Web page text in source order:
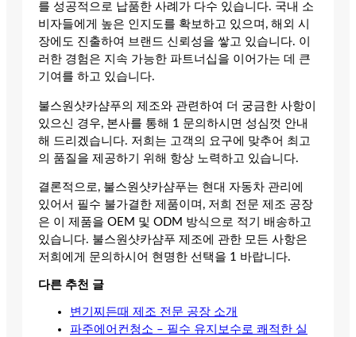
를 성공적으로 납품한 사례가 다수 있습니다. 국내 소
비자들에게 높은 인지도를 확보하고 있으며, 해외 시
장에도 진출하여 브랜드 신뢰성을 쌓고 있습니다. 이
러한 경험은 지속 가능한 파트너십을 이어가는 데 큰
기여를 하고 있습니다.
불스원샷카샴푸의 제조와 관련하여 더 궁금한 사항이
있으신 경우, 본사를 통해 1 문의하시면 성심껏 안내
해 드리겠습니다. 저희는 고객의 요구에 맞추어 최고
의 품질을 제공하기 위해 항상 노력하고 있습니다.
결론적으로, 불스원샷카샴푸는 현대 자동차 관리에
있어서 필수 불가결한 제품이며, 저희 전문 제조 공장
은 이 제품을 OEM 및 ODM 방식으로 적기 배송하고
있습니다. 불스원샷카샴푸 제조에 관한 모든 사항은
저희에게 문의하시어 현명한 선택을 1 바랍니다.
다른 추천 글
변기찌든때 제조 전문 공장 소개
파주에어컨청소 – 필수 유지보수로 쾌적한 실